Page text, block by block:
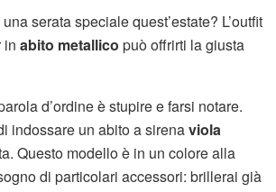
serata speciale quest’estate? L’outfit
in abito metallico può offrirti la giusta
d’ordine è stupire e farsi notare.
indossare un abito a sirenaviola
Questo modello è in un colore alla
di particolari accessori: brillerai già